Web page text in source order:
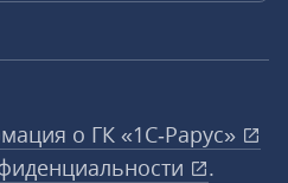
о ГК «1С‑Рарус»
.